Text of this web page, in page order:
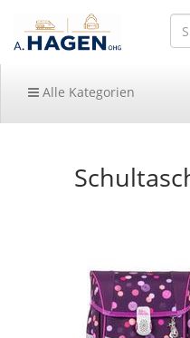
Alle Kategorien